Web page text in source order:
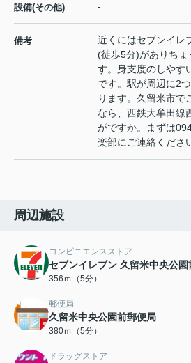
設備(その他) -
備考
近くにはセブンイレ
(徒歩5分)がありち
す。身支度のしやす
です。駅が周辺に2
ります。久留米市で
なら、西鉄大牟田線
がですか。まずは
楽部にご連絡くださ
周辺施設
コンビニエンスストア
セブンイレブン 久留米中央公園
356ｍ（5分）
郵便局
久留米中央公園前郵便局
380ｍ（5分）
ドラッグストア